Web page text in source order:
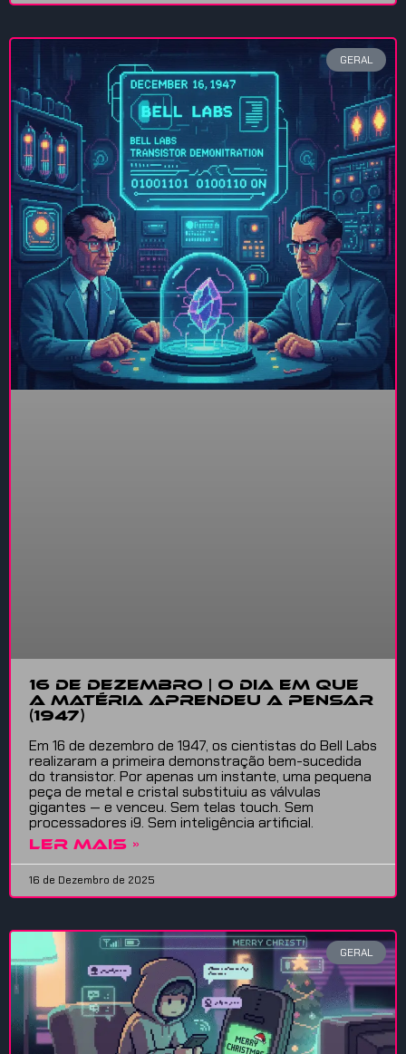
GERAL
16 DE DEZEMBRO | O DIA EM QUE
A MATÉRIA APRENDEU A PENSAR
(1947)
Em 16 de dezembro de 1947, os cientistas do Bell Labs
realizaram a primeira demonstração bem-sucedida
do transistor. Por apenas um instante, uma pequena
peça de metal e cristal substituiu as válvulas
gigantes — e venceu. Sem telas touch. Sem
processadores i9. Sem inteligência artificial.
LER MAIS »
16 de Dezembro de 2025
GERAL